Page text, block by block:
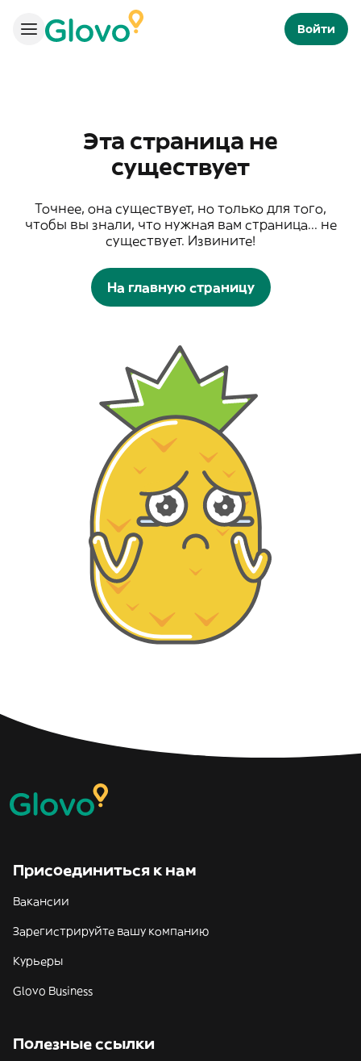
Войти
Эта страница не
существует
Точнее, она существует, но только для того,
чтобы вы знали, что нужная вам страница... не
существует. Извините!
На главную страницу
Присоединиться к нам
Вакансии
Зарегистрируйте вашу компанию
Курьеры
Glovo Business
Полезные ссылки